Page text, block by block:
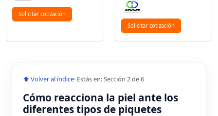
Solicitar cotización
Solicitar cotización
⬆ Volver al índice· Estás en: Sección 2 de 6
Cómo reacciona la piel ante los
diferentes tipos de piquetes